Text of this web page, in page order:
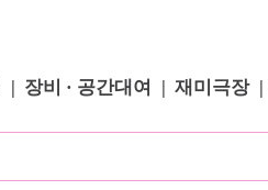
장비 · 공간대여 재미극장